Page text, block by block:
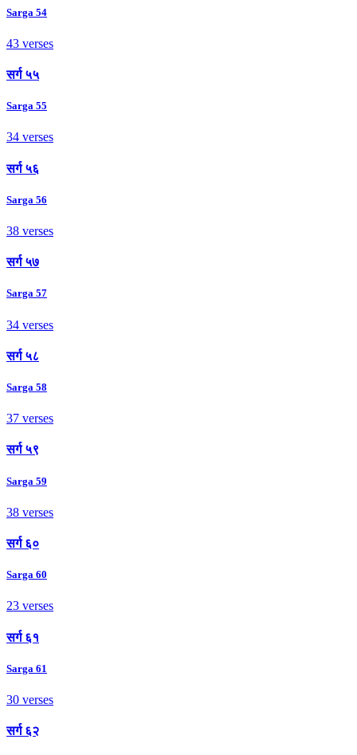
Sarga 54
43 verses
सर्ग ५५
Sarga 55
34 verses
सर्ग ५६
Sarga 56
38 verses
सर्ग ५७
Sarga 57
34 verses
सर्ग ५८
Sarga 58
37 verses
सर्ग ५९
Sarga 59
38 verses
सर्ग ६०
Sarga 60
23 verses
सर्ग ६१
Sarga 61
30 verses
सर्ग ६२